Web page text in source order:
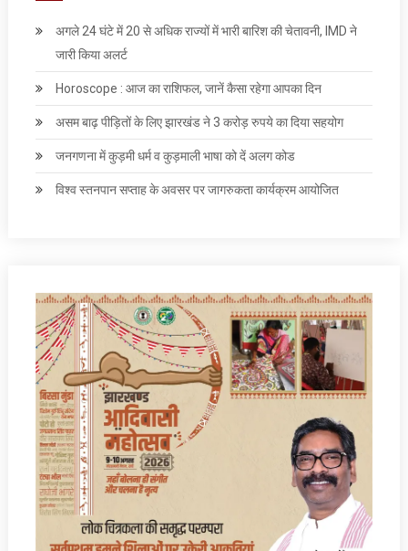
अगले 24 घंटे में 20 से अधिक राज्यों में भारी बारिश की चेतावनी, IMD ने
जारी किया अलर्ट
Horoscope : आज का राशिफल, जानें कैसा रहेगा आपका दिन
असम बाढ़ पीड़ितों के लिए झारखंड ने 3 करोड़ रुपये का दिया सहयोग
जनगणना में कुड़मी धर्म व कुड़माली भाषा को दें अलग कोड
विश्व स्तनपान सप्ताह के अवसर पर जागरुकता कार्यक्रम आयोजित